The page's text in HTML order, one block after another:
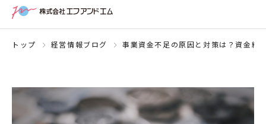
トップ 経営情報ブログ 事業資金不足の原因と対策は？資金繰